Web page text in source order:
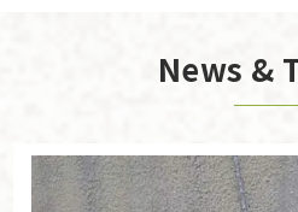
News &